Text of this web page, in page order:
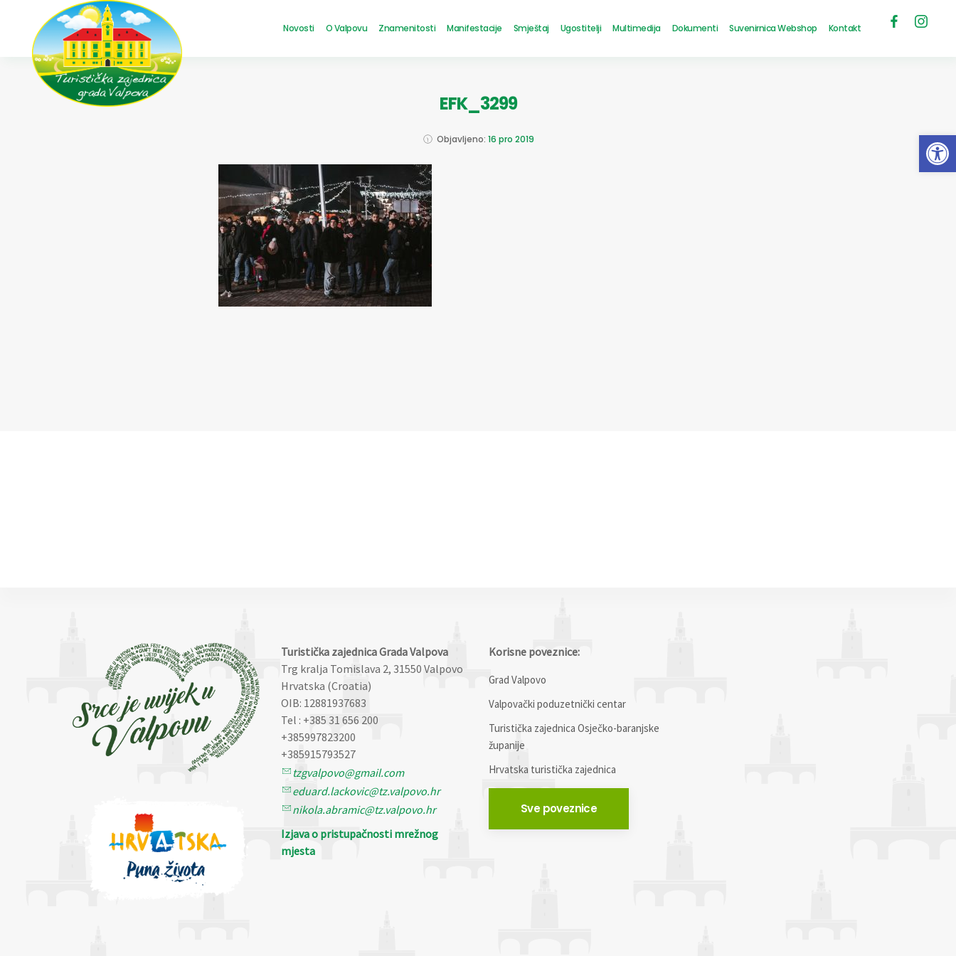
Novosti O Valpovu Znamenitosti Manifestacije Smještaj Ugostitelji Multimedija Dokumenti Suvenirnica Webshop Kontakt
EFK_3299
Objavljeno: 16 pro 2019
Turistička zajednica Grada Valpova
Trg kralja Tomislava 2, 31550 Valpovo
Hrvatska (Croatia)
OIB: 12881937683
Tel : +385 31 656 200
+385997823200
+385915793527
tzgvalpovo@gmail.com
eduard.lackovic@tz.valpovo.hr
nikola.abramic@tz.valpovo.hr
Izjava o pristupačnosti mrežnog
mjesta
Korisne poveznice:
Grad Valpovo
Valpovački poduzetnički centar
Turistička zajednica Osječko-baranjske
županije
Hrvatska turistička zajednica
Sve poveznice